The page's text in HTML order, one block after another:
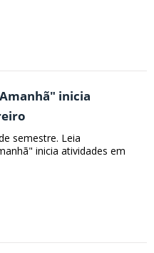
inicia
semestre. Leia
inicia atividades em